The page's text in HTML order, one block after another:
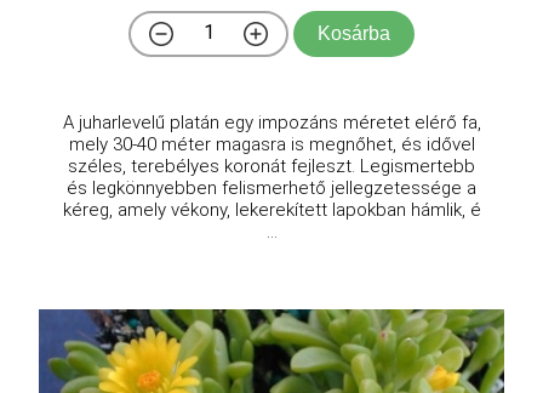
Kosárba
A juharlevelű platán egy impozáns méretet elérő fa,
mely 30-40 méter magasra is megnőhet, és idővel
széles, terebélyes koronát fejleszt. Legismertebb
és legkönnyebben felismerhető jellegzetessége a
kéreg, amely vékony, lekerekített lapokban hámlik, é
...